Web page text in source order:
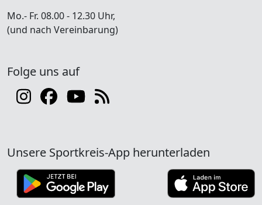
Mo.- Fr. 08.00 - 12.30 Uhr,
(und nach Vereinbarung)
Folge uns auf
Unsere Sportkreis-App herunterladen